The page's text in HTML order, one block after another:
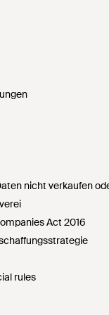
nicht verkaufen
Act 2016
rules